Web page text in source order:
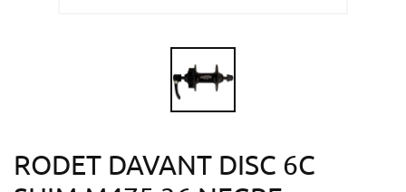
RODET DAVANT DISC 6C